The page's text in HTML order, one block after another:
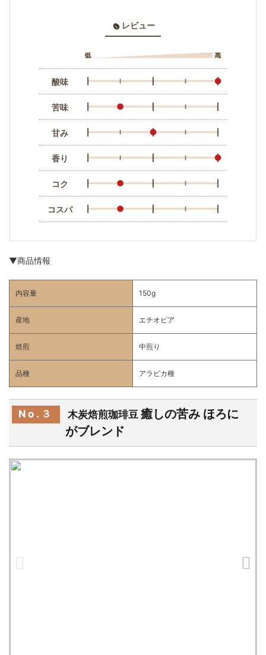
レビュー
酸味
苦味
甘み
香り
コク
コスパ
▼商品情報
内容量 150g
産地 エチオピア
焙煎 中煎り
品種 アラビカ種
No.３ 木炭焙煎珈琲豆 癒しの苦み ほろに
がブレンド